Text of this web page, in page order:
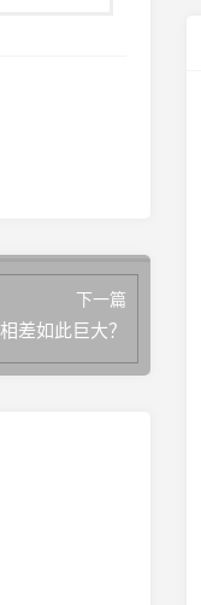
下一篇
差如此巨大？